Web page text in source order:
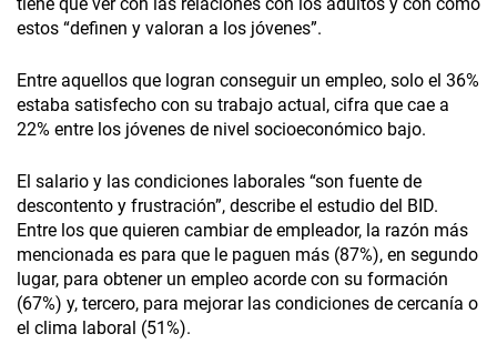
estos “definen y valoran a los jóvenes”.
Entre aquellos que logran conseguir un empleo, solo el 36%
estaba satisfecho con su trabajo actual, cifra que cae a
22% entre los jóvenes de nivel socioeconómico bajo.
El salario y las condiciones laborales “son fuente de
descontento y frustración”, describe el estudio del BID.
Entre los que quieren cambiar de empleador, la razón más
mencionada es para que le paguen más (87%), en segundo
lugar, para obtener un empleo acorde con su formación
(67%) y, tercero, para mejorar las condiciones de cercanía o
el clima laboral (51%).